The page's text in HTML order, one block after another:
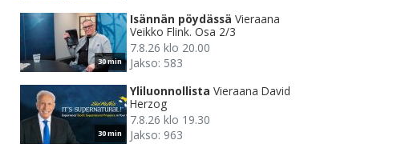
30 min
Isännän pöydässä Vieraana
Veikko Flink. Osa 2/3
7.8.26 klo 20.00
Jakso: 583
30 min
Yliluonnollista Vieraana David
Herzog
7.8.26 klo 19.30
Jakso: 963